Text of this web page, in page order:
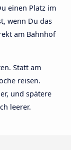
einen Platz im
wenn Du das
am Bahnhof
Statt am
reisen.
und spätere
leerer.